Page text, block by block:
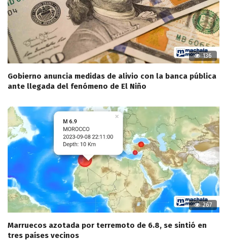
136
Gobierno anuncia medidas de alivio con la banca pública
ante llegada del fenómeno de El Niño
267
Marruecos azotada por terremoto de 6.8, se sintió en
tres países vecinos